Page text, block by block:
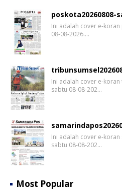
poskota20260808-
Ini adalah cover e-
08-08-2026.…
Ini adalah cover e-
sabtu 08-08-202…
Ini adalah cover e-
sabtu 08-08-202…
Most Popular